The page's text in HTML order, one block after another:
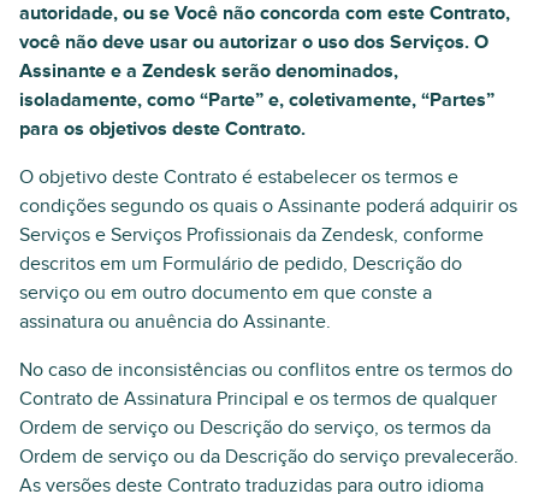
autoridade, ou se Você não concorda com este Contrato,
você não deve usar ou autorizar o uso dos Serviços. O
Assinante e a Zendesk serão denominados,
isoladamente, como “Parte” e, coletivamente, “Partes”
para os objetivos deste Contrato.
O objetivo deste Contrato é estabelecer os termos e
condições segundo os quais o Assinante poderá adquirir os
Serviços e Serviços Profissionais da Zendesk, conforme
descritos em um Formulário de pedido, Descrição do
serviço ou em outro documento em que conste a
assinatura ou anuência do Assinante.
No caso de inconsistências ou conflitos entre os termos do
Contrato de Assinatura Principal e os termos de qualquer
Ordem de serviço ou Descrição do serviço, os termos da
Ordem de serviço ou da Descrição do serviço prevalecerão.
As versões deste Contrato traduzidas para outro idioma